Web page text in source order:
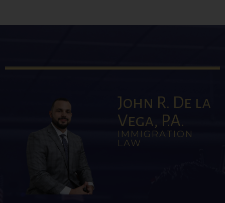
John R. De la
Vega, P.A.
IMMIGRATION
LAW